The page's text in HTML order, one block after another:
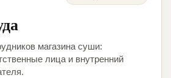
магазина суши:
лица и внутренний